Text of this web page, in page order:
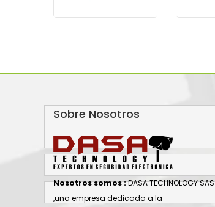
Sobre Nosotros
Nosotros somos :DASA TECHNOLOGY SAS
,una empresa dedicada a la